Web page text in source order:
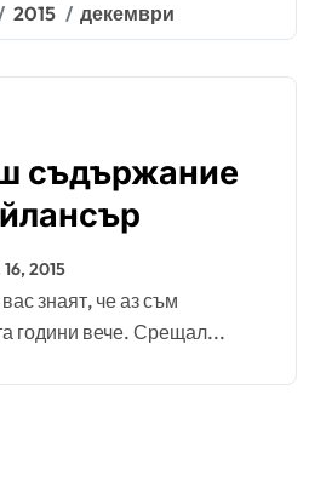
2015 декември
съдържание
2015
години вече. Срещал...